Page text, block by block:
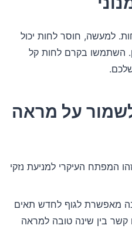
על מראה
המפתח העיקרי למניעת נזקי
מאפשרת לגוף לחדש תאים
בין שינה טובה למראה